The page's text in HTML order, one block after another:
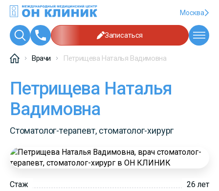
Москва
Записаться
Врачи Петрищева Наталья Вадимовна
Петрищева Наталья
Вадимовна
Стоматолог-терапевт, стоматолог-хирург
Стаж 26 лет